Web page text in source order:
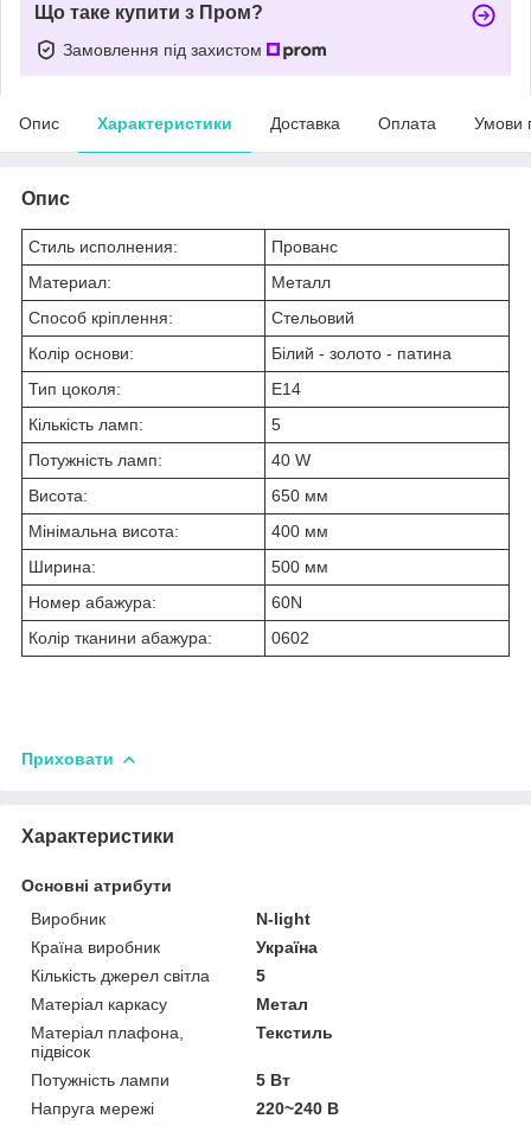
Що таке купити з Пром?
Замовлення під захистом
Опис Характеристики Доставка Оплата Умови
Опис
Стиль исполнения:
Прованс
Материал:
Металл
Способ кріплення:
Стельовий
Колір основи:
Білий - золото - патина
Тип цоколя:
E14
Кількість ламп:
5
Потужність ламп:
40 W
Висота:
650 мм
Мінімальна висота:
400 мм
Ширина:
500 мм
Номер абажура:
60N
Колір тканини абажура:
0602
Приховати
Характеристики
Основні атрибути
Виробник
N-light
Країна виробник
Україна
Кількість джерел світла
5
Матеріал каркасу
Метал
Матеріал плафона,
підвісок
Текстиль
Потужність лампи
5 Вт
Напруга мережі
220~240 В